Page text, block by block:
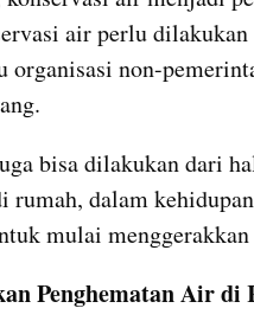
air perlu dilakukan
organisasi non-
bisa dilakukan dari
rumah, dalam
mulai
Penghematan Air di